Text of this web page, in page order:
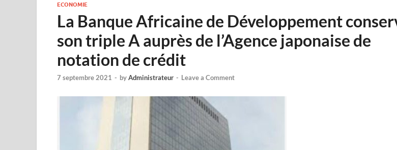
ECONOMIE
La Banque Africaine de Développement
son triple A auprès de l’Agence japonaise de
notation de crédit
7 septembre 2021 - byAdministrateur - Leave a Comment